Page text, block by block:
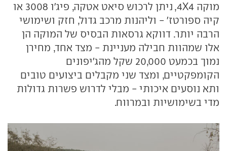
מוקה 4X4, ניתן לרכוש סיאט אטקה, פיג'ו 3008 או
קיה ספורטז' - וליהנות מרכב גדול, חזק ושימושי
הרבה יותר. דווקא גרסאות הבסיס של המוקה הן
אלו שמהוות חבילה מעניינת - מצד אחד, מחירן
נמוך בכמעט 20,000 שקל מהג'יפונים
הקומפקטיים, ומצד שני מקבלים ביצועים טובים
ותא נוסעים איכותי - מבלי לדרוש פשרות גדולות
מדי בשימושיות ובמרווח.